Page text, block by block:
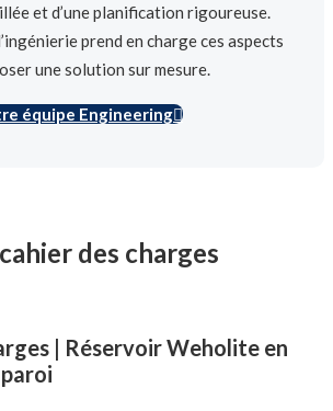
et d’une planification rigoureuse.
prend en charge ces aspects
une solution sur mesure.
équipe Engineering
des charges
| Réservoir Weholite en